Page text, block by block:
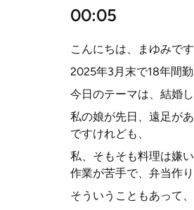
00:05
こんにちは、まゆみで
2025年3月末で18年間
今日のテーマは、結婚
私の娘が先日、遠足が
ですけれども、
私、そもそも料理は嫌
作業が苦手で、弁当作
そういうこともあって